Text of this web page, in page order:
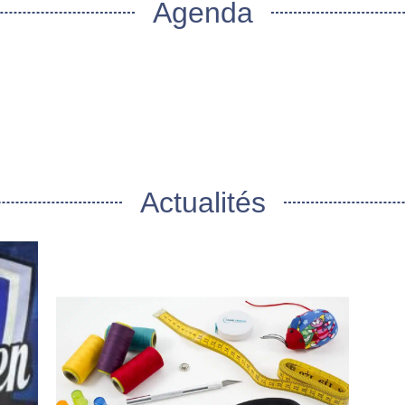
Agenda
Actualités